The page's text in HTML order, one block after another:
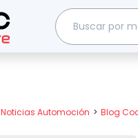
Noticias Automoción Blog